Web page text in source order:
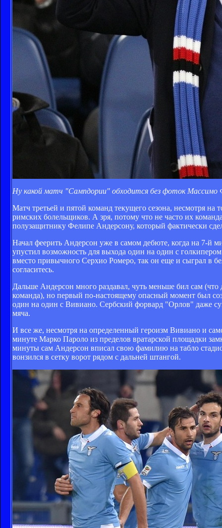
Ну какой матч "Сампдории" обходится без фоток Массимо
Матч третьей и пятой команд текущего сезона, несмотря на
римских болельщиков. А зря, потому что не часто их
полузащитнику Фелипе Андерсону, который фактически
Начал феерить Андерсон уже в самом дебюте, когда на 7-й
упустил возможность для выхода один на один с
вместо привычного Серхио Ромеро, так он еще и сыграл в
согласитесь.
Дальше Андерсон много раздавал, чуть меньше бил сам (что
команда), но первый по-настоящему опасный момент был
один на один с Вивиано. Сербский форвард "Орлов" даже
мяча.
И все же, несмотря на определенный героизм Вивиано и
минуте Марко Пароло из пределов вратарской площадки
минуты сам Андерсон вписал свою фамилию на табло
вонзился в сетку ворот рядом с дальней штангой.